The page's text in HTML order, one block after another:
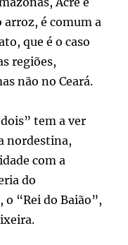
arroz, é comum a
que é o caso
regiões,
não no Ceará.
tem a ver
nordestina,
com a
do
“Rei do Baião”,